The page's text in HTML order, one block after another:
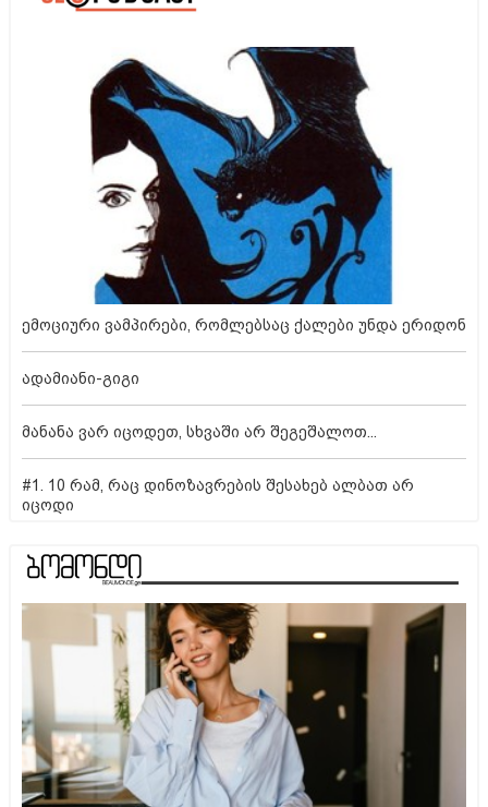
ემოციური ვამპირები, რომლებსაც ქალები უნდა ერიდონ
ადამიანი-გიგი
მანანა ვარ იცოდეთ, სხვაში არ შეგეშალოთ...
#1. 10 რამ, რაც დინოზავრების შესახებ ალბათ არ
იცოდი